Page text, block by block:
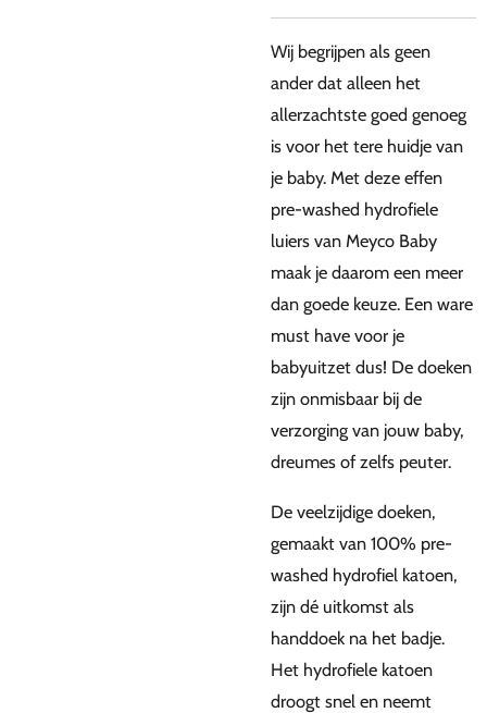
Wij begrijpen als geen
ander dat alleen het
allerzachtste goed genoeg
is voor het tere huidje van
je baby. Met deze effen
pre-washed hydrofiele
luiers van Meyco Baby
maak je daarom een meer
dan goede keuze. Een ware
must have voor je
babyuitzet dus! De doeken
zijn onmisbaar bij de
verzorging van jouw baby,
dreumes of zelfs peuter.
De veelzijdige doeken,
gemaakt van 100% pre-
washed hydrofiel katoen,
zijn dé uitkomst als
handdoek na het badje.
Het hydrofiele katoen
droogt snel en neemt